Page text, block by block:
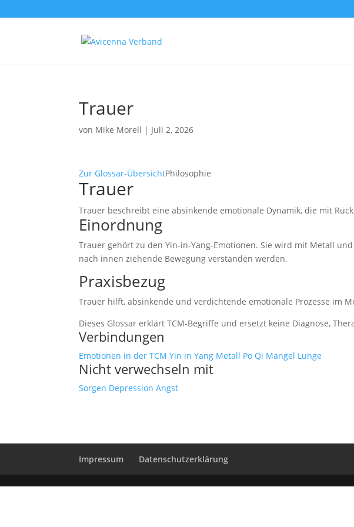
Trauer
von Mike Morell | Juli 2, 2026
Zur Glossar-ÜbersichtPhilosophie
Trauer
Trauer beschreibt eine absinkende emotionale Dynamik, die mit
Einordnung
Trauer gehört zu den Yin-in-Yang-Emotionen. Sie wird mit Metall
nach innen ziehende Bewegung verstanden werden.
Praxisbezug
Trauer hilft, absinkende und verdichtende emotionale Prozesse im
Dieses Glossar erklärt TCM-Begriffe und ersetzt keine Diagnose,
Verbindungen
Emotionen in der TCM Yin in Yang Metall Po Qi Mangel Lunge
Nicht verwechseln mit
Sorgen Depression Angst
Impressum Datenschutzerklärung